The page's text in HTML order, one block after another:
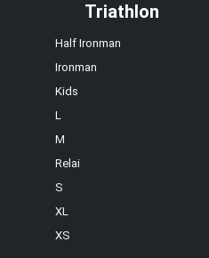
Triathlon
Half Ironman
Ironman
Kids
L
M
Relai
S
XL
XS